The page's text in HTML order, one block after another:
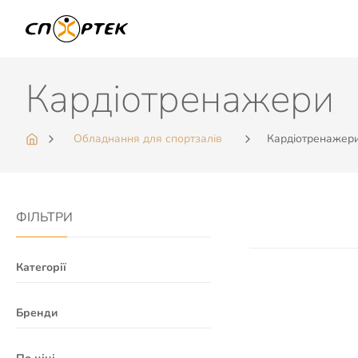
Кардіотренажери
Обладнання для спортзалів
ФІЛЬТРИ
Категорії
Бренди